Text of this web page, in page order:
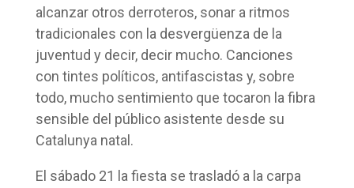
alcanzar otros derroteros, sonar a ritmos
tradicionales con la desvergüenza de la
juventud y decir, decir mucho. Canciones
con tintes políticos, antifascistas y, sobre
todo, mucho sentimiento que tocaron la fibra
sensible del público asistente desde su
Catalunya natal.
El sábado 21 la fiesta se trasladó a la carpa